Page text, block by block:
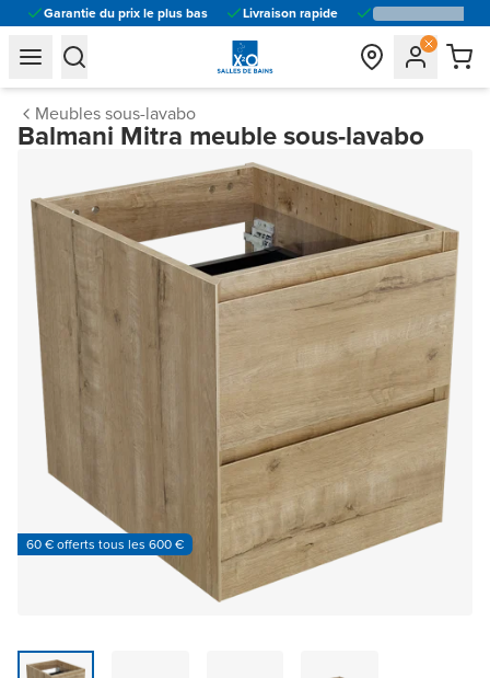
Garantie du prix le plus bas Livraison rapide
general.navigation.toggle_menu.label
general.navigation.toggle_menu.label
Meubles sous-lavabo
Balmani Mitra meuble sous-lavabo
60 € offerts tous les 600 €